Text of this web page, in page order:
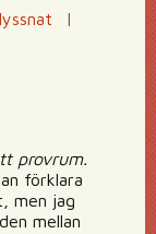
|
provrum.
förklara
men jag
mellan